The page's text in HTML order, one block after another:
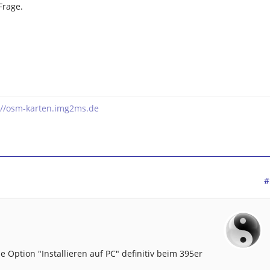
karten.img2ms.de
Option "Installieren auf PC" definitiv beim 395er